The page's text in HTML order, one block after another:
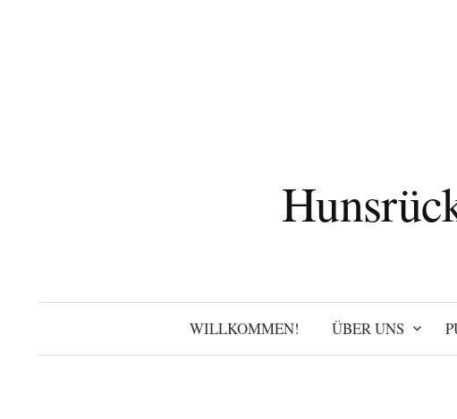
WILLKOMMEN! ÜBER UNS